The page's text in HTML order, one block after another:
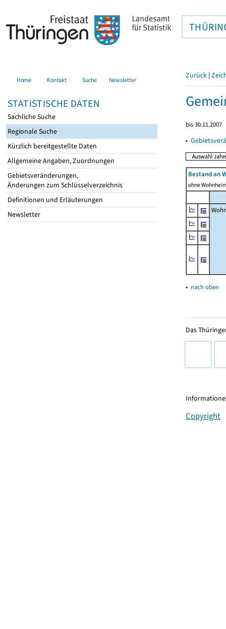
Home Kontakt Suche Newsletter
STATISTISCHE DATEN
Sachliche Suche
Regionale Suche
Kürzlich bereitgestellte Daten
Allgemeine Angaben, Zuordnungen
Gebietsveränderungen,
Änderungen zum Schlüsselverzeichnis
Definitionen und Erläuterungen
Newsletter
Zurück |
bis 30.11.2007
▸
Bestand an
ohne
▴ nach oben
Das
Copyright